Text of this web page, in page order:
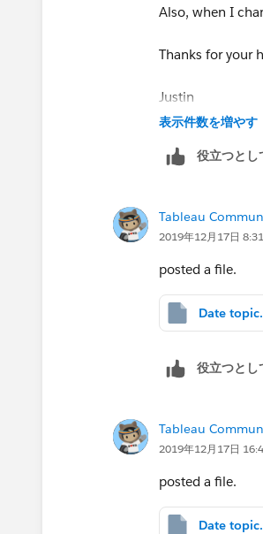
Also, when I
Thanks for your
Justin
表示件数を増やす
役立つとし
Tableau
2019年12月17日 8:31
posted a file.
Date
役立つとし
Tableau
2019年12月17日
posted a file.
Date